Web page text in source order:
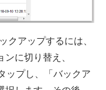
クアップするには、
に切り替え、
ップし、「バックア